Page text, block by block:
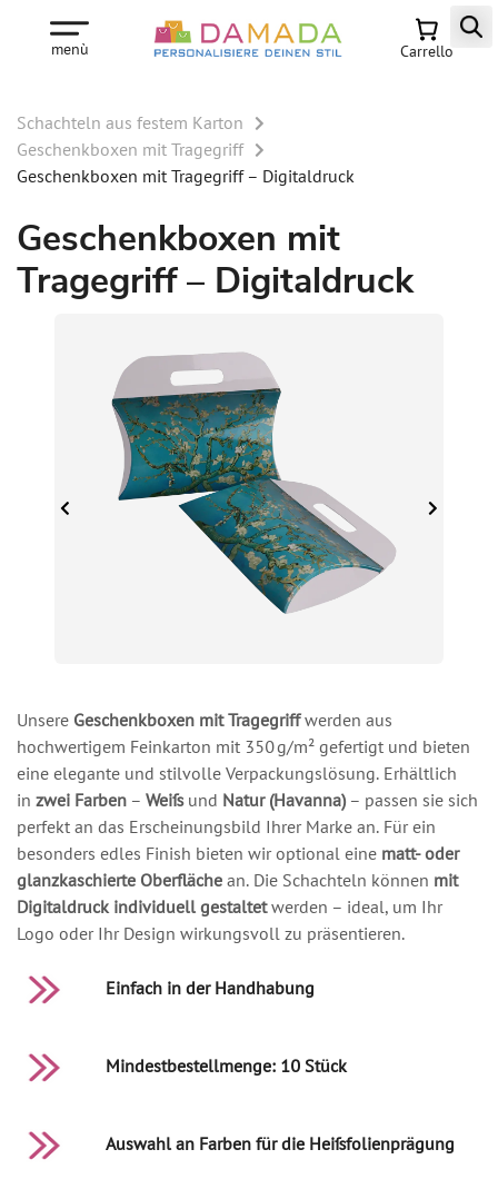
menù Carrello
Schachteln aus festem Karton
Geschenkboxen mit Tragegriff
Geschenkboxen mit Tragegriff – Digitaldruck
Geschenkboxen mit
Tragegriff – Digitaldruck
Unsere Geschenkboxen mit Tragegriffwerden aus
hochwertigem Feinkarton mit 350 g/m² gefertigt und bieten
eine elegante und stilvolle Verpackungslösung. Erhältlich
in zwei Farben – Weißund Natur (Havanna)– passen sie sich
perfekt an das Erscheinungsbild Ihrer Marke an. Für ein
besonders edles Finish bieten wir optional eine matt- oder
glanzkaschierte Oberfläche an. Die Schachteln können mit
Digitaldruck individuell gestaltetwerden – ideal, um Ihr
Logo oder Ihr Design wirkungsvoll zu präsentieren.
Einfach in der Handhabung
Mindestbestellmenge: 10 Stück
Auswahl an Farben für die Heißfolienprägung